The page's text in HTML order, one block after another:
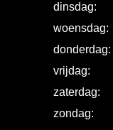
dinsdag:
woensdag:
donderdag:
vrijdag:
zaterdag:
zondag: